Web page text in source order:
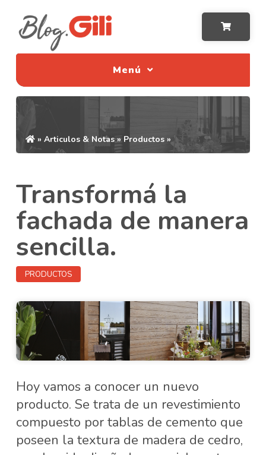
Menú
»Articulos & Notas» Productos »
Transformá la
fachada de manera
sencilla.
PRODUCTOS
Hoy vamos a conocer un nuevo
producto. Se trata de un revestimiento
compuesto por tablas de cemento que
poseen la textura de madera de cedro,